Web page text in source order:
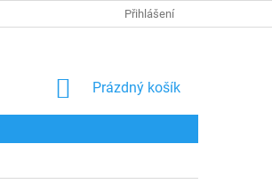
Přihlášení
NÁKUPNÍ
Prázdný košík